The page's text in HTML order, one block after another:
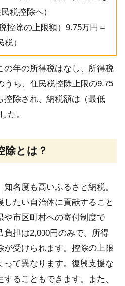
税控除へ）
控除の上限額）9.75万円＝
）
の年の所得税はなし、所得税
うち、住民税控除上限の9.75
控除され、納税額は（最低
た。
除とは？
名度も高いふるさと納税。
したい自治体に貢献すること
や市区町村への寄付制度で
負担は2,000円のみで、所得
が受けられます。控除の上限
って異なります。復興支援な
ることもできます。また、